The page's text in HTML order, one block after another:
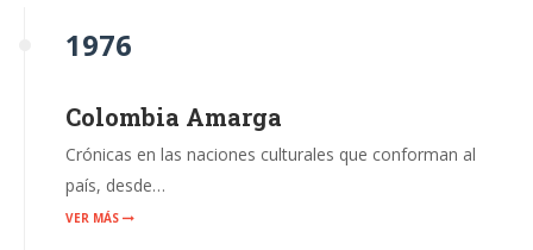
1976
Colombia Amarga
Crónicas en las naciones culturales que conforman al
país, desde…
VER MÁS